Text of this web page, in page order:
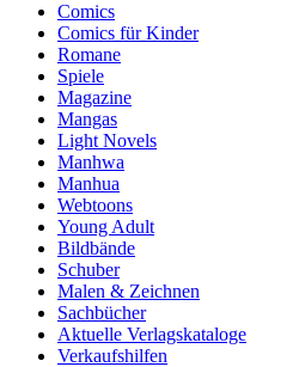
Comics
Comics für Kinder
Romane
Spiele
Magazine
Mangas
Light Novels
Manhwa
Manhua
Webtoons
Young Adult
Bildbände
Schuber
Malen & Zeichnen
Sachbücher
Aktuelle Verlagskataloge
Verkaufshilfen